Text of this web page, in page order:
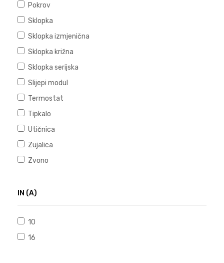
Pokrov
Sklopka
Sklopka izmjenična
Sklopka križna
Sklopka serijska
Slijepi modul
Termostat
Tipkalo
Utičnica
Zujalica
Zvono
IN (A)
10
16